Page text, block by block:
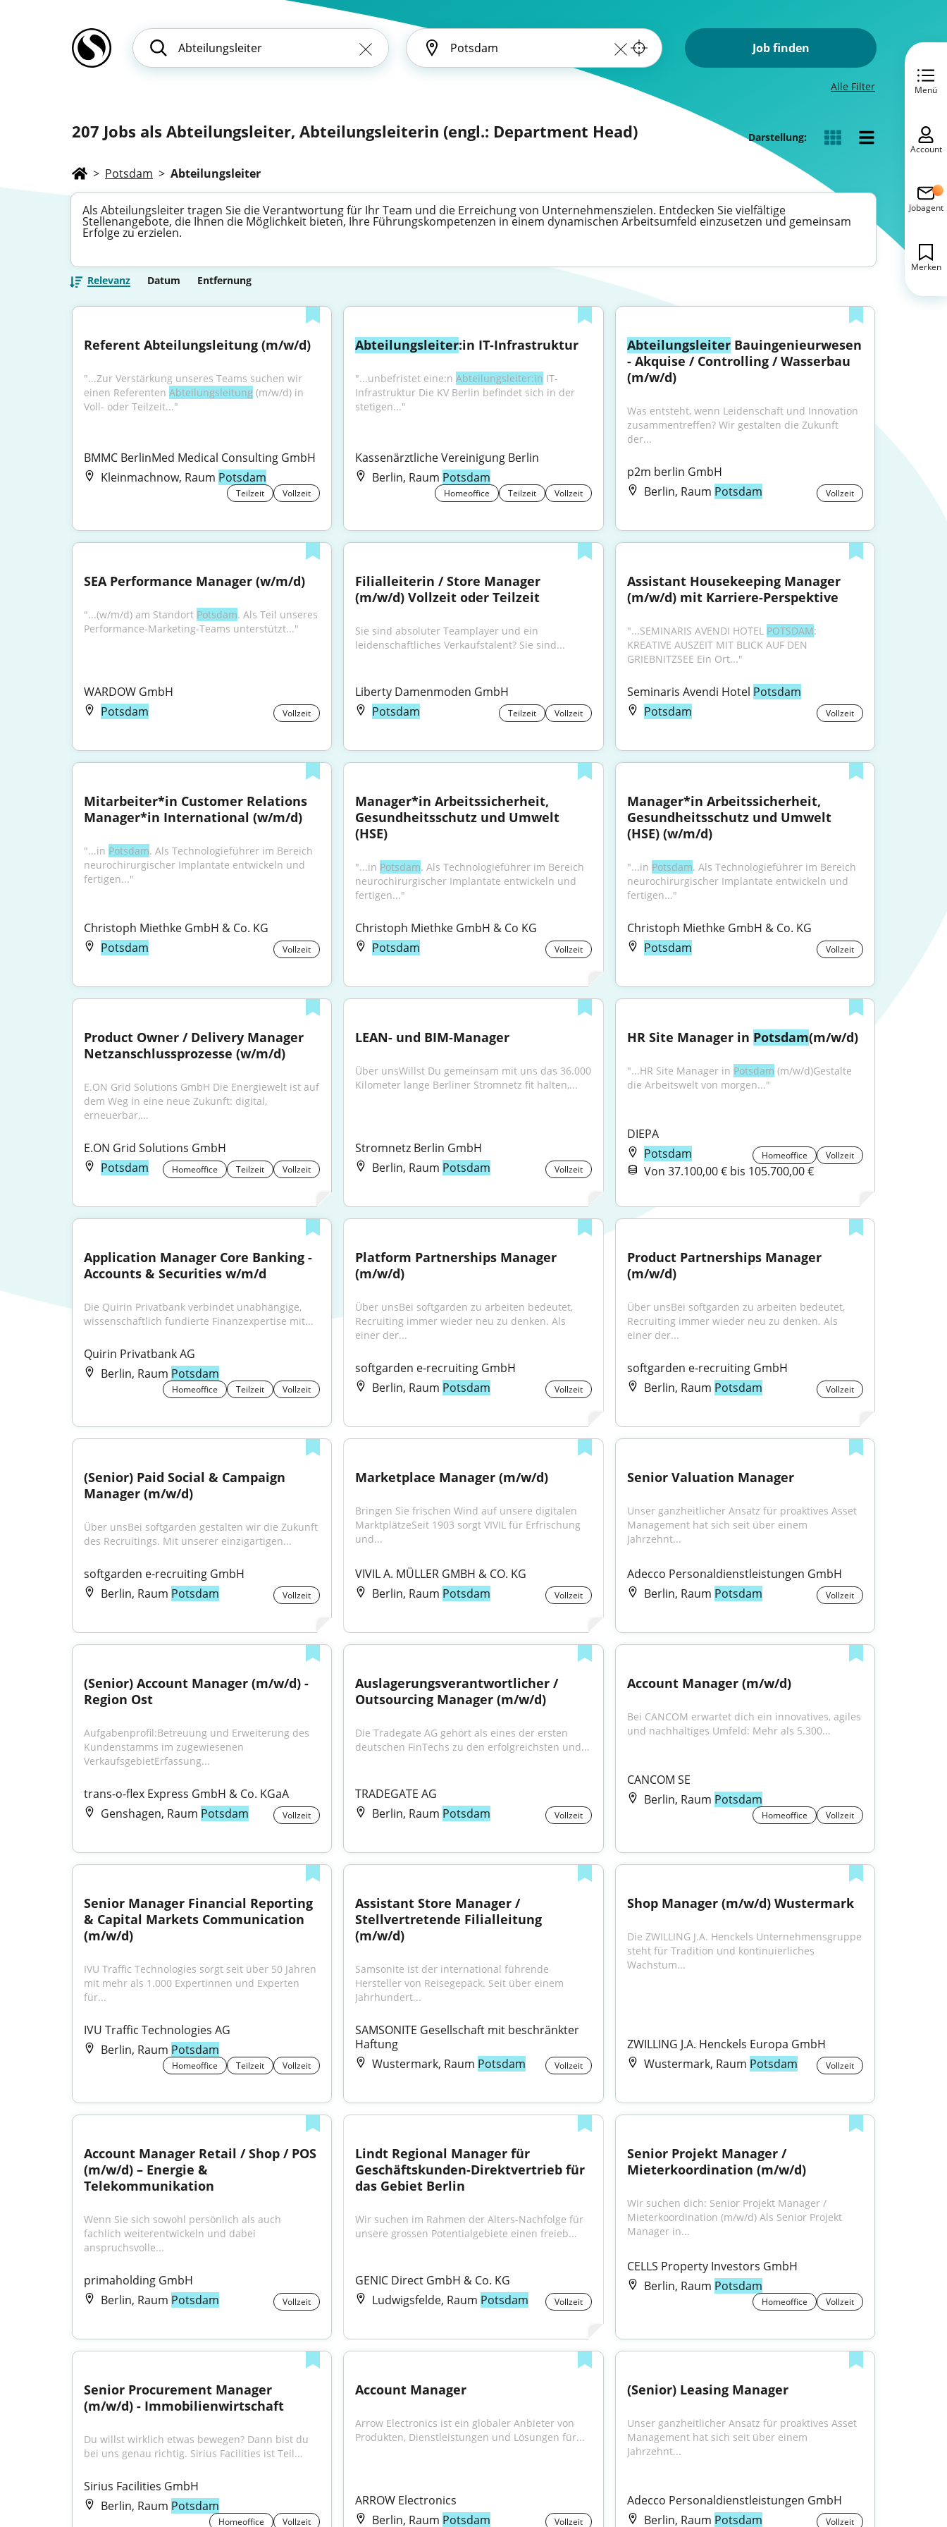
Job finden
Alle Filter
207 Jobs als Abteilungsleiter, Abteilungsleiterin (engl.: Department Head) Darstellung:
> Potsdam > Abteilungsleiter
Als Abteilungsleiter tragen Sie die Verantwortung für Ihr Team und die Erreichung von Unternehmenszielen. Entdecken Sie vielfältige
Stellenangebote, die Ihnen die Möglichkeit bieten, Ihre Führungskompetenzen in einem dynamischen Arbeitsumfeld einzusetzen und gemeinsam
Erfolge zu erzielen.
Relevanz Datum Entfernung
Referent Abteilungsleitung (m/w/d)
"...Zur Verstärkung unseres Teams suchen wir
einen Referenten Abteilungsleitung (m/w/d) in
Voll- oder Teilzeit..."
BMMC BerlinMed Medical Consulting GmbH
Kleinmachnow, Raum Potsdam
Teilzeit Vollzeit
Abteilungsleiter:in IT-Infrastruktur
"...unbefristet eine:n Abteilungsleiter:in IT-
Infrastruktur Die KV Berlin befindet sich in der
stetigen..."
Kassenärztliche Vereinigung Berlin
Berlin, Raum Potsdam
Homeoffice Teilzeit Vollzeit
Abteilungsleiter Bauingenieurwesen
- Akquise / Controlling / Wasserbau
(m/w/d)
Was entsteht, wenn Leidenschaft und Innovation
zusammentreffen? Wir gestalten die Zukunft
der...
p2m berlin GmbH
Berlin, Raum Potsdam Vollzeit
SEA Performance Manager (w/m/d)
"...(w/m/d) am Standort Potsdam. Als Teil unseres
Performance-Marketing-Teams unterstützt..."
WARDOW GmbH
Potsdam
Vollzeit
Filialleiterin / Store Manager
(m/w/d) Vollzeit oder Teilzeit
Sie sind absoluter Teamplayer und ein
leidenschaftliches Verkaufstalent? Sie sind...
Liberty Damenmoden GmbH
Potsdam
Teilzeit Vollzeit
Assistant Housekeeping Manager
(m/w/d) mit Karriere-Perspektive
"...SEMINARIS AVENDI HOTEL POTSDAM:
KREATIVE AUSZEIT MIT BLICK AUF DEN
GRIEBNITZSEE Ein Ort..."
Seminaris Avendi Hotel Potsdam
Potsdam
Vollzeit
Mitarbeiter*in Customer Relations
Manager*in International (w/m/d)
"...in Potsdam. Als Technologieführer im Bereich
neurochirurgischer Implantate entwickeln und
fertigen..."
Christoph Miethke GmbH & Co. KG
Potsdam
Vollzeit
Manager*in Arbeitssicherheit,
Gesundheitsschutz und Umwelt
(HSE)
"...in Potsdam. Als Technologieführer im Bereich
neurochirurgischer Implantate entwickeln und
fertigen..."
Christoph Miethke GmbH & Co KG
Potsdam
Vollzeit
Manager*in Arbeitssicherheit,
Gesundheitsschutz und Umwelt
(HSE) (w/m/d)
"...in Potsdam. Als Technologieführer im Bereich
neurochirurgischer Implantate entwickeln und
fertigen..."
Christoph Miethke GmbH & Co. KG
Potsdam
Vollzeit
Product Owner / Delivery Manager
Netzanschlussprozesse (w/m/d)
E.ON Grid Solutions GmbH Die Energiewelt ist auf
dem Weg in eine neue Zukunft: digital,
erneuerbar,...
E.ON Grid Solutions GmbH
Potsdam
Homeoffice Teilzeit Vollzeit
LEAN- und BIM-Manager
Über unsWillst Du gemeinsam mit uns das 36.000
Kilometer lange Berliner Stromnetz fit halten,...
Stromnetz Berlin GmbH
Berlin, Raum Potsdam Vollzeit
HR Site Manager in Potsdam(m/w/d)
"...HR Site Manager in Potsdam (m/w/d)Gestalte
die Arbeitswelt von morgen..."
DIEPA
Potsdam
Homeoffice Vollzeit
Von 37.100,00 € bis 105.700,00 €
Application Manager Core Banking -
Accounts & Securities w/m/d
Die Quirin Privatbank verbindet unabhängige,
wissenschaftlich fundierte Finanzexpertise mit...
Quirin Privatbank AG
Berlin, Raum Potsdam
Homeoffice Teilzeit Vollzeit
Platform Partnerships Manager
(m/w/d)
Über unsBei softgarden zu arbeiten bedeutet,
Recruiting immer wieder neu zu denken. Als
einer der...
softgarden e-recruiting GmbH
Berlin, Raum Potsdam Vollzeit
Product Partnerships Manager
(m/w/d)
Über unsBei softgarden zu arbeiten bedeutet,
Recruiting immer wieder neu zu denken. Als
einer der...
softgarden e-recruiting GmbH
Berlin, Raum Potsdam Vollzeit
(Senior) Paid Social & Campaign
Manager (m/w/d)
Über unsBei softgarden gestalten wir die Zukunft
des Recruitings. Mit unserer einzigartigen...
softgarden e-recruiting GmbH
Berlin, Raum Potsdam Vollzeit
Marketplace Manager (m/w/d)
Bringen Sie frischen Wind auf unsere digitalen
MarktplätzeSeit 1903 sorgt VIVIL für Erfrischung
und...
VIVIL A. MÜLLER GMBH & CO. KG
Berlin, Raum Potsdam Vollzeit
Senior Valuation Manager
Unser ganzheitlicher Ansatz für proaktives Asset
Management hat sich seit über einem
Jahrzehnt...
Adecco Personaldienstleistungen GmbH
Berlin, Raum Potsdam Vollzeit
(Senior) Account Manager (m/w/d) -
Region Ost
Aufgabenprofil:Betreuung und Erweiterung des
Kundenstamms im zugewiesenen
VerkaufsgebietErfassung...
trans-o-flex Express GmbH & Co. KGaA
Genshagen, Raum Potsdam Vollzeit
Auslagerungsverantwortlicher /
Outsourcing Manager (m/w/d)
Die Tradegate AG gehört als eines der ersten
deutschen FinTechs zu den erfolgreichsten und...
TRADEGATE AG
Berlin, Raum Potsdam Vollzeit
Account Manager (m/w/d)
Bei CANCOM erwartet dich ein innovatives, agiles
und nachhaltiges Umfeld: Mehr als 5.300...
CANCOM SE
Berlin, Raum Potsdam
Homeoffice Vollzeit
Senior Manager Financial Reporting
& Capital Markets Communication
(m/w/d)
IVU Traffic Technologies sorgt seit über 50 Jahren
mit mehr als 1.000 Expertinnen und Experten
für...
IVU Traffic Technologies AG
Berlin, Raum Potsdam
Homeoffice Teilzeit Vollzeit
Assistant Store Manager /
Stellvertretende Filialleitung
(m/w/d)
Samsonite ist der international führende
Hersteller von Reisegepäck. Seit über einem
Jahrhundert...
SAMSONITE Gesellschaft mit beschränkter
Haftung
Wustermark, Raum Potsdam Vollzeit
Shop Manager (m/w/d) Wustermark
Die ZWILLING J.A. Henckels Unternehmensgruppe
steht für Tradition und kontinuierliches
Wachstum...
ZWILLING J.A. Henckels Europa GmbH
Wustermark, Raum Potsdam Vollzeit
Account Manager Retail / Shop / POS
(m/w/d) – Energie &
Telekommunikation
Wenn Sie sich sowohl persönlich als auch
fachlich weiterentwickeln und dabei
anspruchsvolle...
primaholding GmbH
Berlin, Raum Potsdam Vollzeit
Lindt Regional Manager für
Geschäftskunden-Direktvertrieb für
das Gebiet Berlin
Wir suchen im Rahmen der Alters-Nachfolge für
unsere grossen Potentialgebiete einen freieb...
GENIC Direct GmbH & Co. KG
Ludwigsfelde, Raum Potsdam Vollzeit
Senior Projekt Manager /
Mieterkoordination (m/w/d)
Wir suchen dich: Senior Projekt Manager /
Mieterkoordination (m/w/d) Als Senior Projekt
Manager in...
CELLS Property Investors GmbH
Berlin, Raum Potsdam
Homeoffice Vollzeit
Senior Procurement Manager
(m/w/d) - Immobilienwirtschaft
Du willst wirklich etwas bewegen? Dann bist du
bei uns genau richtig. Sirius Facilities ist Teil...
Sirius Facilities GmbH
Berlin, Raum Potsdam
Homeoffice Vollzeit
Account Manager
Arrow Electronics ist ein globaler Anbieter von
Produkten, Dienstleistungen und Lösungen für...
ARROW Electronics
Berlin, Raum Potsdam Vollzeit
(Senior) Leasing Manager
Unser ganzheitlicher Ansatz für proaktives Asset
Management hat sich seit über einem
Jahrzehnt...
Adecco Personaldienstleistungen GmbH
Berlin, Raum Potsdam Vollzeit
Menü
Account
Jobagent
Merken